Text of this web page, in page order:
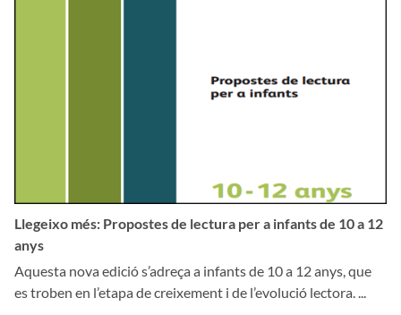
Llegeixo més: Propostes de lectura per a infants de 10 a 12
anys
Aquesta nova edició s’adreça a infants de 10 a 12 anys, que
es troben en l’etapa de creixement i de l’evolució lectora. ...